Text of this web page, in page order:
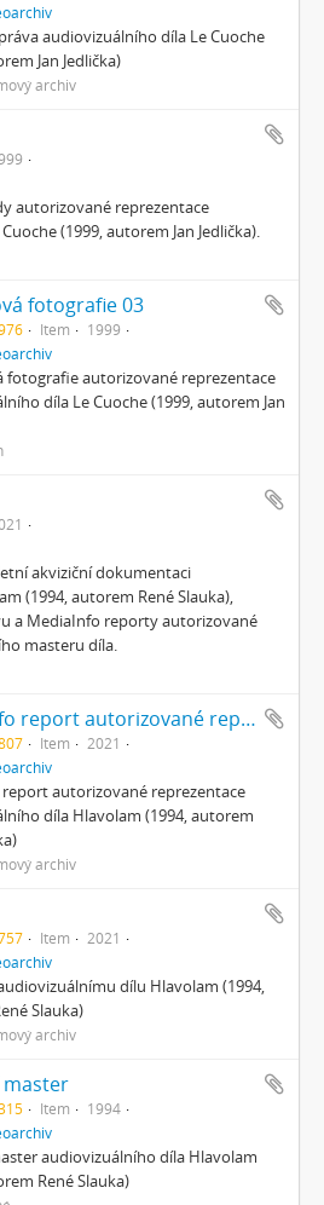
audiovizuálního díla Le Cuoche
Jan Jedlička)
archiv
autorizované reprezentace
(1999, autorem Jan Jedlička).
fotografie 03
Item
1999
fotografie autorizované reprezentace
díla Le Cuoche (1999, autorem Jan
akviziční dokumentaci
(1994, autorem René Slauka),
a MediaInfo reporty autorizované
masteru díla.
MediaInfo report autorizované reprezentace
Item
2021
autorizované reprezentace
díla Hlavolam (1994, autorem
archiv
Item
2021
dílu Hlavolam (1994,
Slauka)
archiv
Item
1994
audiovizuálního díla Hlavolam
René Slauka)